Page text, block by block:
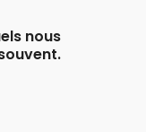
nous